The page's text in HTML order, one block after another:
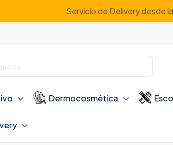
Servicio de Delivery desde
Dermocosmética